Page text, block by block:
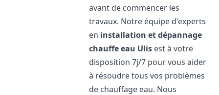
avant de commencer les
travaux. Notre équipe d'experts
en installation et dépannage
chauffe eau Ulis est à votre
disposition 7j/7 pour vous aider
à résoudre tous vos problèmes
de chauffage eau. Nous